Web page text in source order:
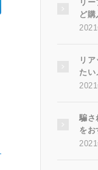
リ
ど
リ
たい
騙さ
をお